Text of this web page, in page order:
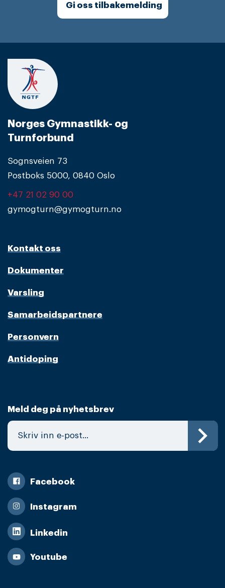
Gi oss tilbakemelding
Norges Gymnastikk- og
Turnforbund
Sognsveien 73
Postboks 5000, 0840 Oslo
+47 21 02 90 00
gymogturn@gymogturn.no
Kontakt oss
Dokumenter
Varsling
Samarbeidspartnere
Personvern
Antidoping
Meld deg på nyhetsbrev
Facebook
Instagram
Linkedin
Youtube